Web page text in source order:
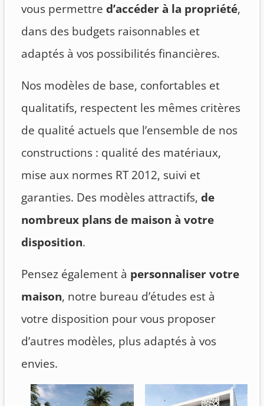
vous permettre d’accéder à la propriété,
dans des budgets raisonnables et
adaptés à vos possibilités financières.
Nos modèles de base, confortables et
qualitatifs, respectent les mêmes critères
de qualité actuels que l’ensemble de nos
constructions : qualité des matériaux,
mise aux normes RT 2012, suivi et
garanties. Des modèles attractifs, de
nombreux plans de maison à votre
disposition.
Pensez également à personnaliser votre
maison, notre bureau d’études est à
votre disposition pour vous proposer
d’autres modèles, plus adaptés à vos
envies.